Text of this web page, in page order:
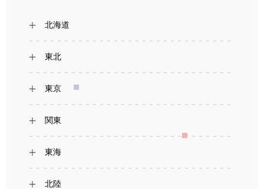
北海道
東北
東京
関東
東海
北陸